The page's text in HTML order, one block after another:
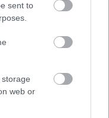
sent to
web or
vs